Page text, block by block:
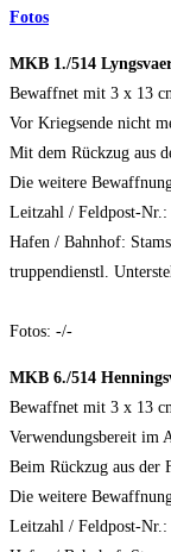
Fotos
MKB 1./514
Bewaffnet mit 3 x 13
Vor Kriegsende nicht
Mit dem Rückzug aus
Die weitere
Leitzahl / Feldpost-Nr.:
Hafen / Bahnhof:
truppendienstl.
Fotos: -/-
MKB 6./514
Bewaffnet mit 3 x 13
Verwendungsbereit im
Beim Rückzug aus der
Die weitere
Leitzahl / Feldpost-Nr.: